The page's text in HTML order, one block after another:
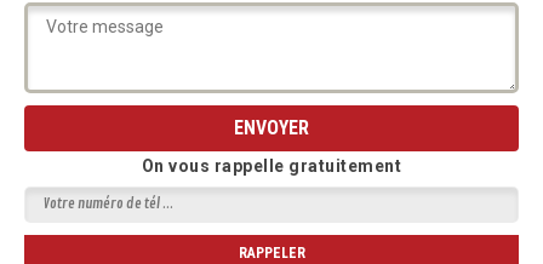
On vous rappelle gratuitement